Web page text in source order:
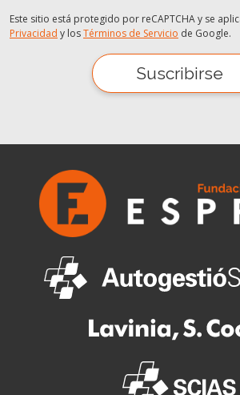
Este sitio está protegido por reCAPTCHA y se
Privacidad y losTérminos de Servicio de Google.